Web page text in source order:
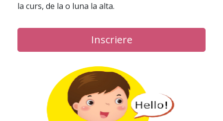
la curs, de la o luna la alta.
Inscriere